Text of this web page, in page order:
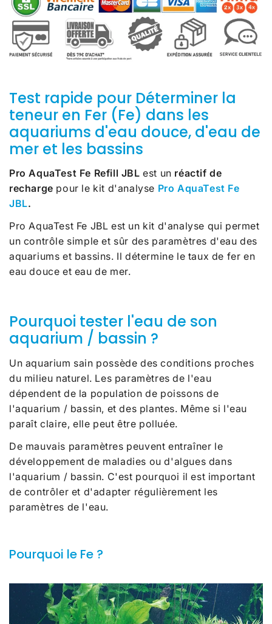
Test rapide pour Déterminer la
teneur en Fer (Fe) dans les
aquariums d'eau douce, d'eau de
mer et les bassins
Pro AquaTest Fe Refill JBL est un réactif de
recharge pour le kit d'analyse Pro AquaTest Fe
JBL.
Pro AquaTest Fe JBL est un kit d'analyse qui permet
un contrôle simple et sûr des paramètres d'eau des
aquariums et bassins. Il détermine le taux de fer en
eau douce et eau de mer.
Pourquoi tester l'eau de son
aquarium / bassin ?
Un aquarium sain possède des conditions proches
du milieu naturel. Les paramètres de l'eau
dépendent de la population de poissons de
l'aquarium / bassin, et des plantes. Même si l'eau
paraît claire, elle peut être polluée.
De mauvais paramètres peuvent entraîner le
développement de maladies ou d'algues dans
l'aquarium / bassin. C'est pourquoi il est important
de contrôler et d'adapter régulièrement les
paramètres de l'eau.
Pourquoi le Fe ?